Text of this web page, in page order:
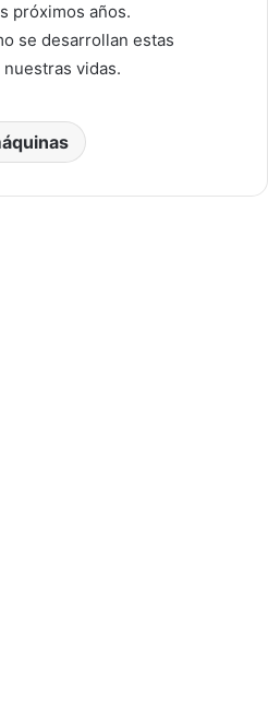
próximos años.
se desarrollan estas
vidas.